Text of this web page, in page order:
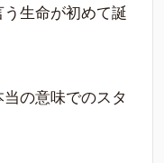
生命が初めて誕
の意味でのスタ